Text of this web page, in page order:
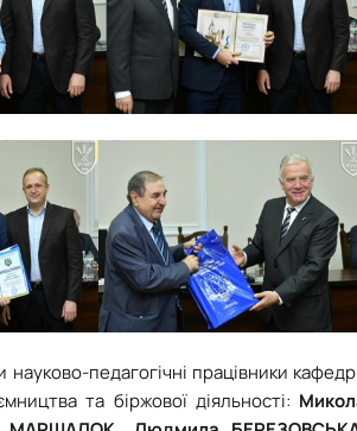
педагогічні працівники
та біржової діяльності: